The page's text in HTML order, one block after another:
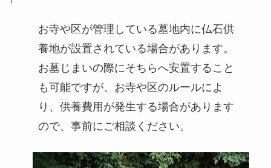
お寺や区が管理している墓地内に仏石供
養地が設置されている場合があります。
お墓じまいの際にそちらへ安置すること
も可能ですが、お寺や区のルールによ
り、供養費用が発生する場合があります
ので、事前にご相談ください。